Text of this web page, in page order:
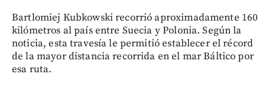
Bartlomiej Kubkowski recorrió aproximadamente 160
kilómetros al país entre Suecia y Polonia. Según la
noticia, esta travesía le permitió establecer el récord
de la mayor distancia recorrida en el mar Báltico por
esa ruta.